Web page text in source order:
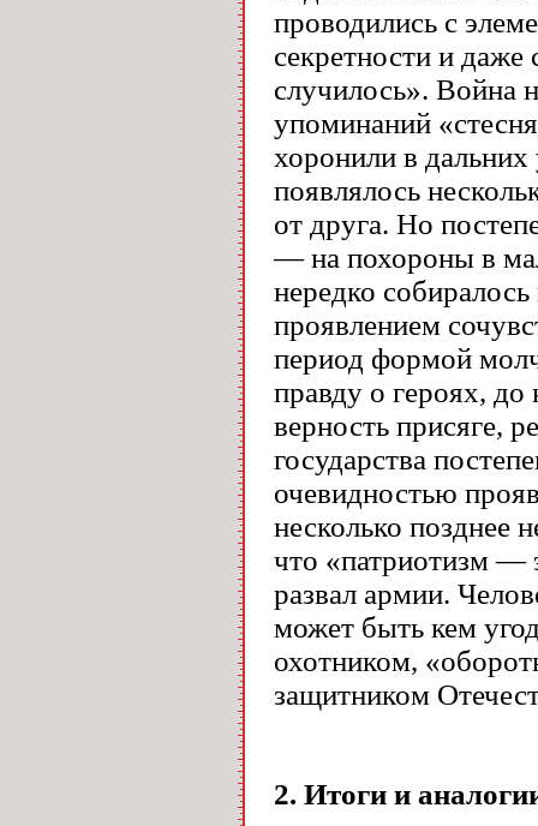
проводились с
секретности и даже
случилось». Война
упоминаний
хоронили в
появлялось
от друга. Но
— на похороны в
нередко
проявлением
период формой
правду о героях,
верность присяге,
государства
очевидностью
несколько позднее
что «патриотизм —
развал армии.
может быть кем
охотником,
защитником
2. Итоги и